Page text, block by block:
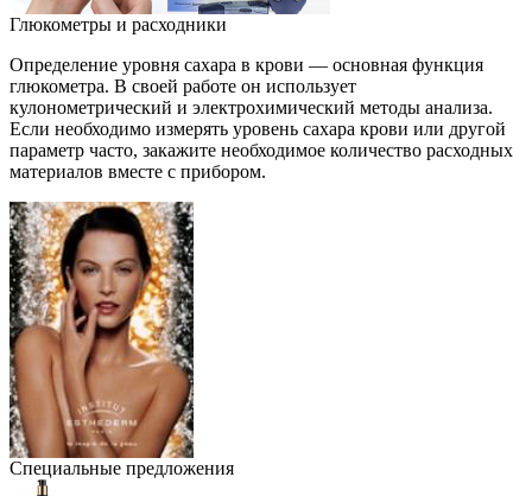
Глюкометры и расходники
Определение уровня сахара в крови — основная функция
глюкометра. В своей работе он использует
кулонометрический и электрохимический методы анализа.
Если необходимо измерять уровень сахара крови или другой
параметр часто, закажите необходимое количество расходных
материалов вместе с прибором.
Специальные предложения